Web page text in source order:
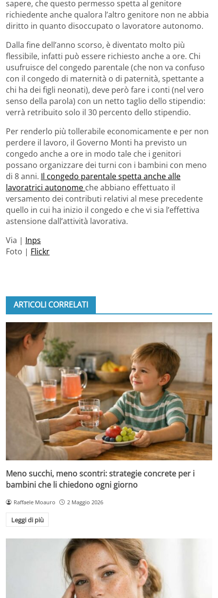
sapere, che questo permesso spetta al genitore
richiedente anche qualora l’altro genitore non ne abbia
diritto in quanto disoccupato o lavoratore autonomo.
Dalla fine dell’anno scorso, è diventato molto più
flessibile, infatti può essere richiesto anche a ore. Chi
usufruisce del congedo parentale (che non va confuso
con il congedo di maternità o di paternità, spettante a
chi ha dei figli neonati), deve però fare i conti (nel vero
senso della parola) con un netto taglio dello stipendio:
verrà retribuito solo il 30 percento dello stipendio.
Per renderlo più tollerabile economicamente e per non
perdere il lavoro, il Governo Monti ha previsto un
congedo anche a ore in modo tale che i genitori
possano organizzare dei turni con i bambini con meno
di 8 anni. Il congedo parentale spetta anche alle
lavoratrici autonome che abbiano effettuato il
versamento dei contributi relativi al mese precedente
quello in cui ha inizio il congedo e che vi sia l’effettiva
astensione dall’attività lavorativa.
Via | Inps
Foto | Flickr
ARTICOLI CORRELATI
Meno succhi, meno scontri: strategie concrete per i
bambini che li chiedono ogni giorno
Raffaele Moauro 2 Maggio 2026
Leggi di più